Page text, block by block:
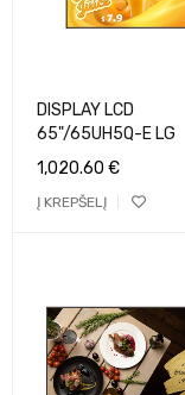
DISPLAY LCD
65"/65UH5Q-E LG
1,020.60 €
Į KREPŠELĮ